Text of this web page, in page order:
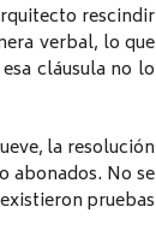
rescindir
verbal, lo que
cláusula no lo
la resolución
abonados. No se
pruebas